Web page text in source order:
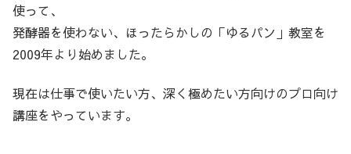
使って、
発酵器を使わない、ほったらかしの「ゆるパン」教室を
2009年より始めました。
現在は仕事で使いたい方、深く極めたい方向けのプロ向け
講座をやっています。